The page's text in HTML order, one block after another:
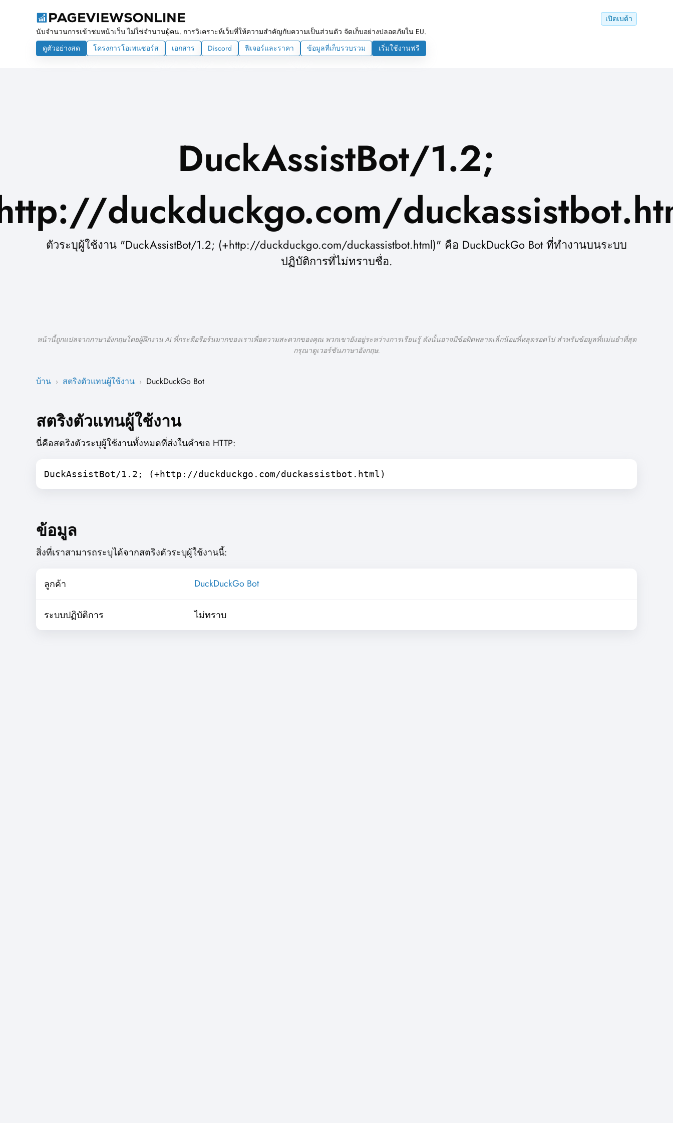
เปิดเบต้า
นับจำนวนการเข้าชมหน้าเว็บ ไม่ใช่จำนวนผู้คน. การวิเคราะห์เว็บที่ให้ความสำคัญกับความเป็นส่วนตัว จัดเก็บอย่างปลอดภัยใน EU.
ดูตัวอย่างสด
โครงการโอเพนซอร์ส เอกสาร Discord ฟีเจอร์และราคา ข้อมูลที่เก็บรวบรวม เริ่มใช้งานฟรี
DuckAssistBot/1.2;
duckduckgo.com/
ตัวระบุผู้ใช้งาน "DuckAssistBot/1.2; (+http://duckduckgo.com/duckassistbot.html)" คือ DuckDuckGo Bot ที่ทำงานบนระบบ
ปฏิบัติการที่ไม่ทราบชื่อ.
หน้านี้ถูกแปลจากภาษาอังกฤษโดยผู้ฝึกงาน AI ที่กระตือรือร้นมากของเราเพื่อความสะดวกของคุณ พวกเขายังอยู่ระหว่างการเรียนรู้ ดังนั้นอาจมีข้อผิดพลาดเล็กน้อยที่หลุดรอดไป สำหรับข้อมูลที่แม่นยำที่สุด
กรุณาดูเวอร์ชันภาษาอังกฤษ.
บ้าน › สตริงตัวแทนผู้ใช้งาน › DuckDuckGo Bot
สตริงตัวแทนผู้ใช้งาน
นี่คือสตริงตัวระบุผู้ใช้งานทั้งหมดที่ส่งในคำขอ HTTP:
DuckAssistBot/1.2; (+http://duckduckgo.com/duckassistbot.html)
ข้อมูล
สิ่งที่เราสามารถระบุได้จากสตริงตัวระบุผู้ใช้งานนี้:
ลูกค้า DuckDuckGo Bot
ระบบปฏิบัติการ ไม่ทราบ